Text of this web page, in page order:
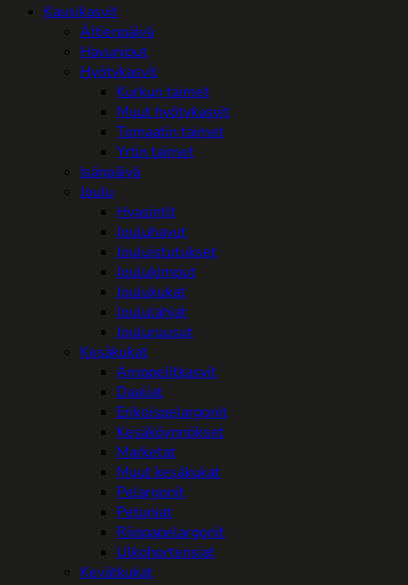
Kausikasvit
Äitienpäivä
Havuniput
Hyötykasvit
Kurkun taimet
Muut hyötykasvit
Tomaatin taimet
Yrtin taimet
Isänpäivä
Joulu
Hyasintit
Jouluhavut
Jouluistutukset
Joulukimput
Joulukukat
Joululahjat
Jouluruusut
Kesäkukat
Amppelitkasvit
Daaliat
Erikoispelargonit
Kesäköynnökset
Marketat
Muut kesäkukat
Pelargonit
Petuniat
Riippapelargonit
Ulkohortensiat
Kevätkukat